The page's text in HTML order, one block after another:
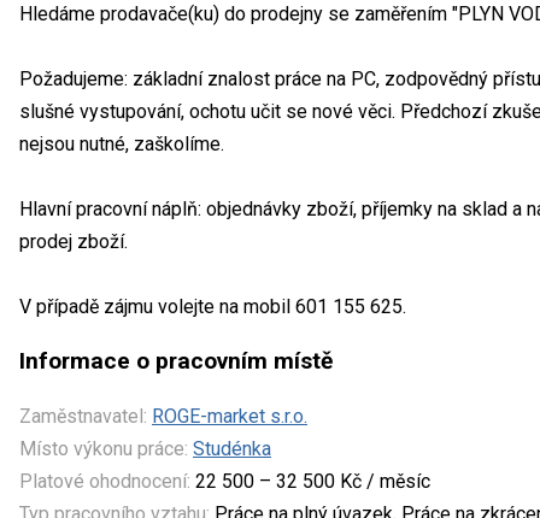
Hledáme prodavače(ku) do prodejny se zaměřením "PLYN
Požadujeme: základní znalost práce na PC, zodpovědný
slušné vystupování, ochotu učit se nové věci. Předchozí
nejsou nutné, zaškolíme.
Hlavní pracovní náplň: objednávky zboží, příjemky na sklad a
prodej zboží.
V případě zájmu volejte na mobil 601 155 625.
Informace o pracovním místě
Zaměstnavatel: ROGE-market s.r.o.
Místo výkonu práce: Studénka
Platové ohodnocení: 22 500 – 32 500 Kč / měsíc